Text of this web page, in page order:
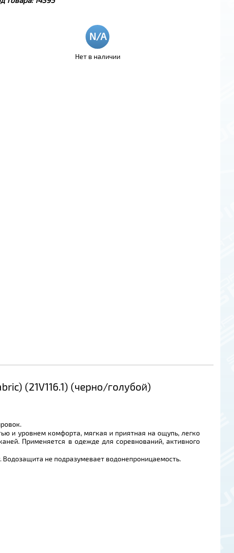
Нет в наличии
(21V116.1) (черно/голубой)
и уровнем комфорта, мягкая и приятная на ощупь, легко
Применяется в одежде для соревнований, активного
Водозащита не подразумевает водонепроницаемость.